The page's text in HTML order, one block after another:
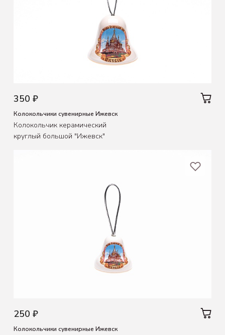
350 ₽
Колокольчики сувенирные Ижевск
Колокольчик керамический
круглый большой "Ижевск"
250 ₽
Колокольчики сувенирные Ижевск